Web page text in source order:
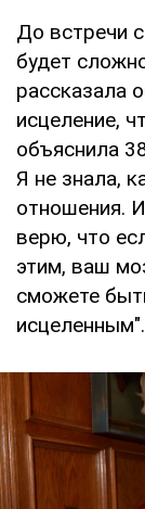
До встречи
будет
рассказала
исцеление,
объяснила
Я не знала,
отношения.
верю, что
этим, ваш
сможете
исцеленным".